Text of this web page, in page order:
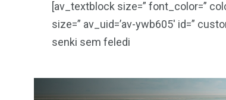
[av_textblock size=” font_color=”
size=” av_uid=’av-ywb605′ id=”
senki sem feledi